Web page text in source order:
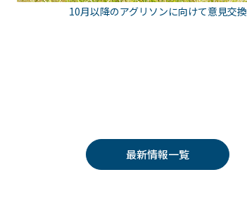
10月以降のアグリソンに向けて意見交換
最新情報一覧